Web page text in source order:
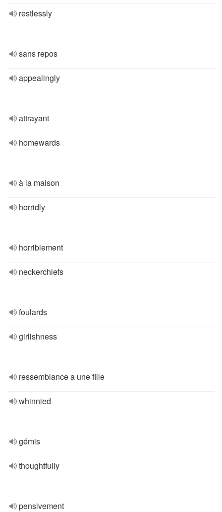
restlessly
sans repos
appealingly
attrayant
homewards
à la maison
horridly
horriblement
neckerchiefs
foulards
girlishness
ressemblance a une fille
whinnied
gémis
thoughtfully
pensivement